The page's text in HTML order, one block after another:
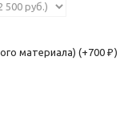
материала) (+700 ₽ )